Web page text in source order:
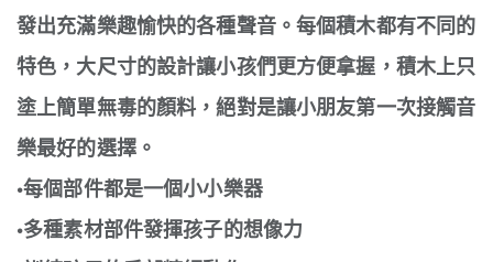
發出充滿樂趣愉快的各種聲音。每個積木都有不同的
特色，大尺寸的設計讓小孩們更方便拿握，積木上只
塗上簡單無毒的顏料，絕對是讓小朋友第一次接觸音
樂最好的選擇。
•每個部件都是一個小小樂器
•多種素材部件發揮孩子的想像力